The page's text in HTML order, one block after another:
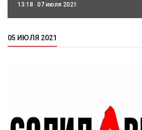
13:18 07 июля 2021
05 ИЮЛЯ 2021